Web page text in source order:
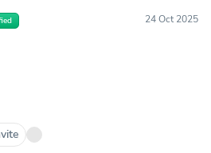
24 Oct 2025